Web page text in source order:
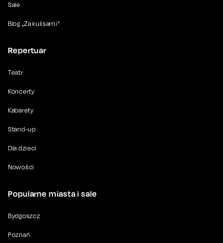
Sale
Blog „Za kulisami”
Repertuar
Teatr
Koncerty
Kabarety
Stand-up
Dla dzieci
Nowości
Popularne miasta i sale
Bydgoszcz
Poznań